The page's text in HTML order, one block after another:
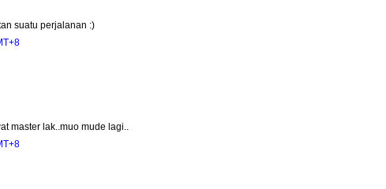
suatu perjalanan :)
master lak..muo mude lagi..